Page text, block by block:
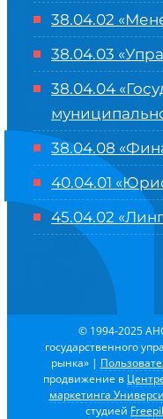
38.04.02
38.04.03
38.04.04
38.04.08
40.04.01
45.04.02
© 1994-2025
государственного
рынка» |
продвижение в
маркетинга
студией